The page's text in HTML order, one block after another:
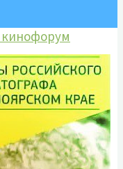
кинофорум
имени
имени